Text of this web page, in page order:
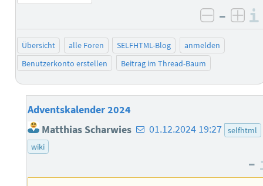
negativ
–
Übersicht alle Foren SELFHTML-Blog
anmelden
Benutzerkonto erstellen
Beitrag im Thread-Baum
Adventskalender 2024
Matthias Scharwies E-
des
01.12.2024 19:27 selfhtml
wiki
–